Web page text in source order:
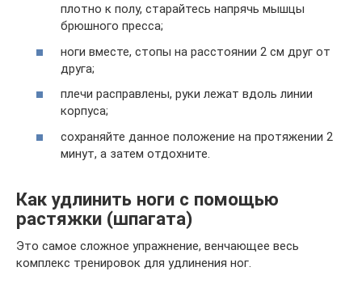
плотно к полу, старайтесь напрячь мышцы
брюшного пресса;
ноги вместе, стопы на расстоянии 2 см друг от
друга;
плечи расправлены, руки лежат вдоль линии
корпуса;
сохраняйте данное положение на протяжении 2
минут, а затем отдохните.
Как удлинить ноги с помощью
растяжки (шпагата)
Это самое сложное упражнение, венчающее весь
комплекс тренировок для удлинения ног.